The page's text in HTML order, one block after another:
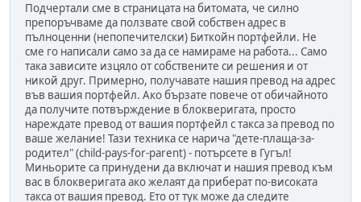
Подчертали сме в страницата на битомата, че силно
препоръчваме да ползвате свой собствен адрес в
пълноценни (непопечителски) Биткойн портфейли. Не
сме го написали само за да се намираме на работа... Само
така зависите изцяло от собствените си решения и от
никой друг. Примерно, получавате нашия превод на адрес
във вашия портфейл. Ако бързате повече от обичайното
да получите потвърждение в блокверигата, просто
нареждате превод от вашия портфейл с такса за превод по
ваше желание! Тази техника се нарича "дете-плаща-за-
родител" (child-pays-for-parent) - потърсете в Гугъл!
Миньорите са принудени да включат и нашия превод към
вас в блокверигата ако желаят да приберат по-високата
такса от вашия превод. Ето от тук може да следите